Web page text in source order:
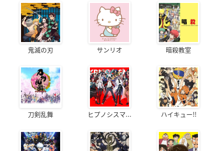
鬼滅の刃 サンリオ 暗殺教室
刀剣乱舞 ヒプノシスマ... ハイキュー!!